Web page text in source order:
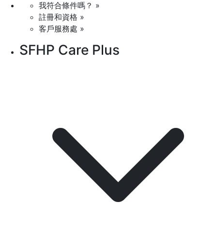
我符合條件嗎？ »
註冊和資格 »
客戶服務處 »
SFHP Care Plus